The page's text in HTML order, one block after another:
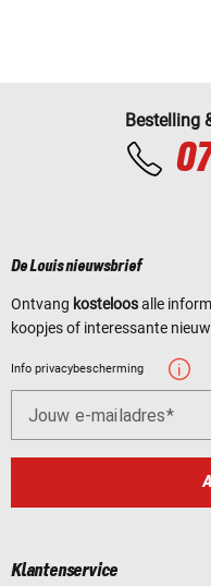
Bestelling
De Louis nieuwsbrief
Ontvang kosteloosalle
koopjes of interessante
Info privacybescherming
Jouw e-mailadres
Klantenservice